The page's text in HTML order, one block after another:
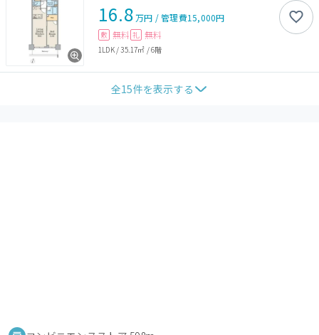
16.8万円 /管理費15,000円
敷 無料 礼 無料
1LDK/35.17㎡ /6階
全15件を表示する